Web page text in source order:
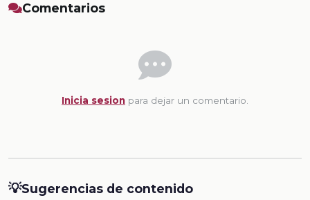
Comentarios
Inicia sesion para dejar un comentario.
💡Sugerencias de contenido